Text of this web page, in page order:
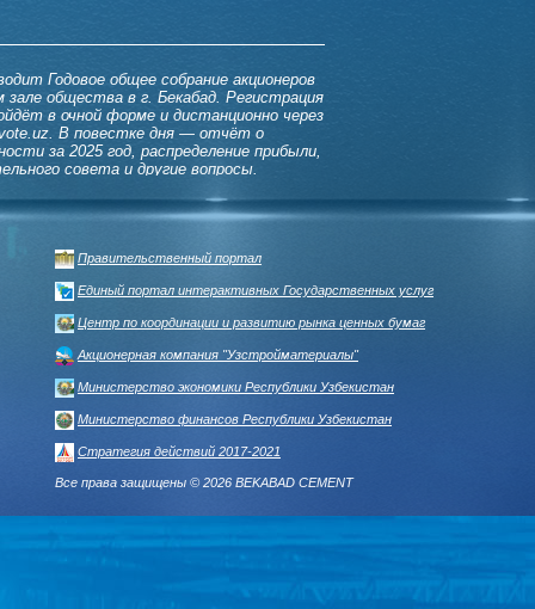
Годовое общее собрание акционеров
зале общества в г. Бекабад. Регистрация
в очной форме и дистанционно через
В повестке дня — отчёт о
за 2025 год, распределение прибыли,
совета и другие вопросы.
Правительственный портал
Единый портал интерактивных Государственных услуг
Центр по координации и развитию рынка ценных бумаг
Акционерная компания "Узстройматериалы"
Министерство экономики Республики Узбекистан
Министерство финансов Республики Узбекистан
Стратегия действий 2017-2021
Все права защищены © 2026 BEKABAD CEMENT